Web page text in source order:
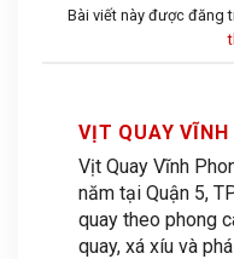
Bài viết này được đăng
VỊT QUAY VĨNH
Vịt Quay Vĩnh
năm tại Quận 5,
quay theo phong
quay, xá xíu và